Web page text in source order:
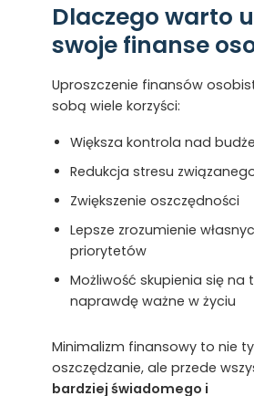
Dlaczego warto
swoje finanse
Uproszczenie finansów
sobą wiele korzyści:
Większa kontrola nad
Redukcja stresu
Zwiększenie oszczędności
Lepsze zrozumienie
priorytetów
Możliwość skupienia się na
naprawdę ważne w życiu
Minimalizm finansowy to nie
oszczędzanie, ale przede
bardziej świadomego i